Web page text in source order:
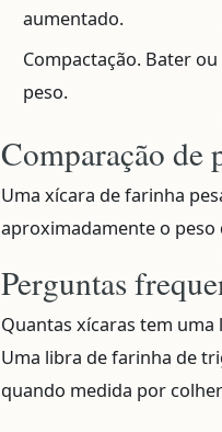
aumentado.
Compactação. Bater
peso.
Comparação de
Uma xícara de farinha
aproximadamente o peso
Perguntas
Quantas xícaras tem uma
Uma libra de farinha de
quando medida por